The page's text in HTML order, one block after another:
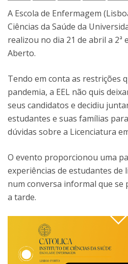
A Escola de Enfermagem
Ciências da Saúde da
realizou no dia 21 de abril a 2ª
Aberto.
Tendo em conta as restrições
pandemia, a EEL não quis
seus candidatos e decidiu
estudantes e suas famílias
dúvidas sobre a Licenciatura
O evento proporcionou uma
experiências de estudantes de
num conversa informal que
a tarde.